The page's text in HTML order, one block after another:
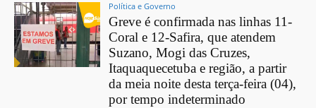
Política e Governo
Greve é confirmada nas linhas 11-
Coral e 12-Safira, que atendem
Suzano, Mogi das Cruzes,
Itaquaquecetuba e região, a partir
da meia noite desta terça-feira (04),
por tempo indeterminado